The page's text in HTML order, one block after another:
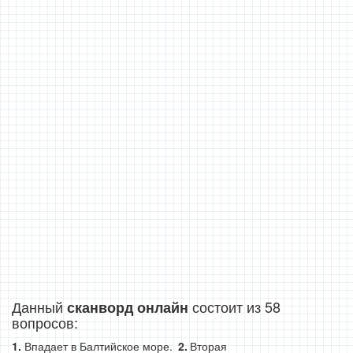
Данный сканворд онлайн состоит из 58
вопросов:
Впадает в Балтийское море. Вторая